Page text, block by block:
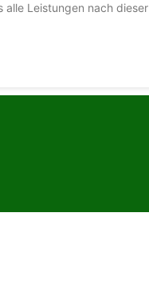
Leistungen nach dieser